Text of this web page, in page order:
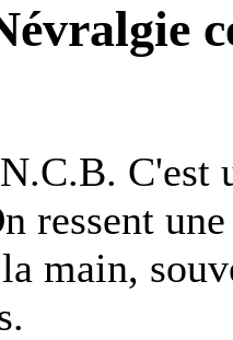
C'est
ressent
main,